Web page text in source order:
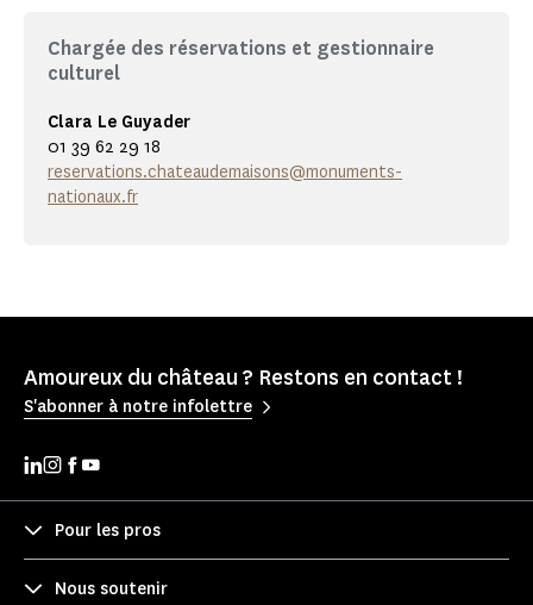
Chargée des réservations et gestionnaire
culturel
Clara Le Guyader
01 39 62 29 18
reservations.chateaudemaisons@monuments-
nationaux.fr
Amoureux du château ? Restons en contact !
S'abonner à notre infolettre
Pour les pros
Nous soutenir